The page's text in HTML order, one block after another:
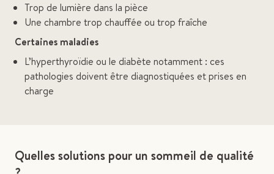
Trop de lumière dans la pièce
Une chambre trop chauffée ou trop fraîche
Certaines maladies
L’hyperthyroïdie ou le diabète notamment : ces
pathologies doivent être diagnostiquées et prises en
charge
Quelles solutions pour un sommeil de qualité